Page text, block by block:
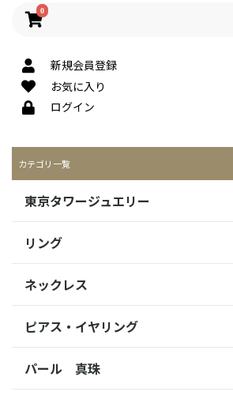
0
新規会員登録
お気に入り
ログイン
カテゴリ一覧
東京タワージュエリー
リング
ネックレス
ピアス・イヤリング
パール 真珠